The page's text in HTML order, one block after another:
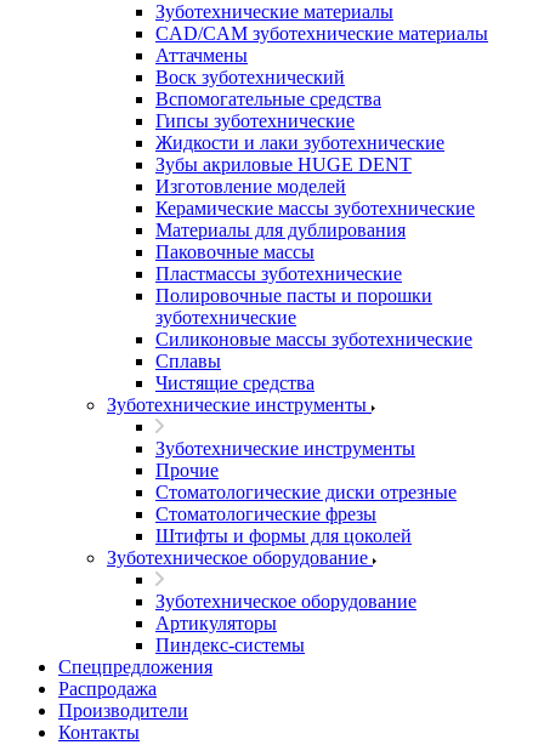
Зуботехнические материалы
CAD/CAM зуботехнические материалы
Аттачмены
Воск зуботехнический
Вспомогательные средства
Гипсы зуботехнические
Жидкости и лаки зуботехнические
Зубы акриловые HUGE DENT
Изготовление моделей
Керамические массы зуботехнические
Материалы для дублирования
Паковочные массы
Пластмассы зуботехнические
Полировочные пасты и порошки
зуботехнические
Силиконовые массы зуботехнические
Сплавы
Чистящие средства
Зуботехнические инструменты
Зуботехнические инструменты
Прочие
Стоматологические диски отрезные
Стоматологические фрезы
Штифты и формы для цоколей
Зуботехническое оборудование
Зуботехническое оборудование
Артикуляторы
Пиндекс-системы
Спецпредложения
Распродажа
Производители
Контакты